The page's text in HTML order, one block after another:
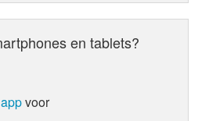
en tablets?
voor